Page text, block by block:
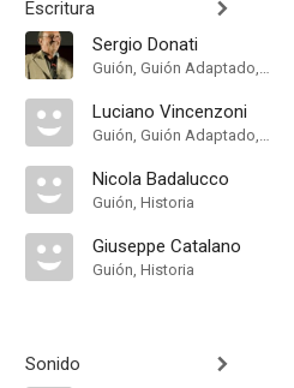
Escritura
Sergio Donati
Guión, Guión Adaptado, Historia
Luciano Vincenzoni
Guión, Guión Adaptado, Historia
Nicola Badalucco
Guión, Historia
Giuseppe Catalano
Guión, Historia
Sonido